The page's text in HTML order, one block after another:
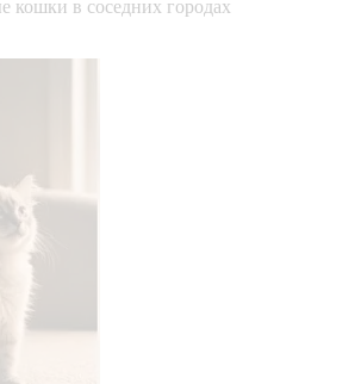
кошки в соседних городах